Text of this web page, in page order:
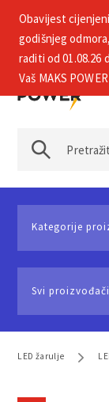
+385 1
Kategorije
Svi proizvođači
LED žarulje
Obavijest
godišnjeg
raditi od 01.08.26
Vaš MAKS